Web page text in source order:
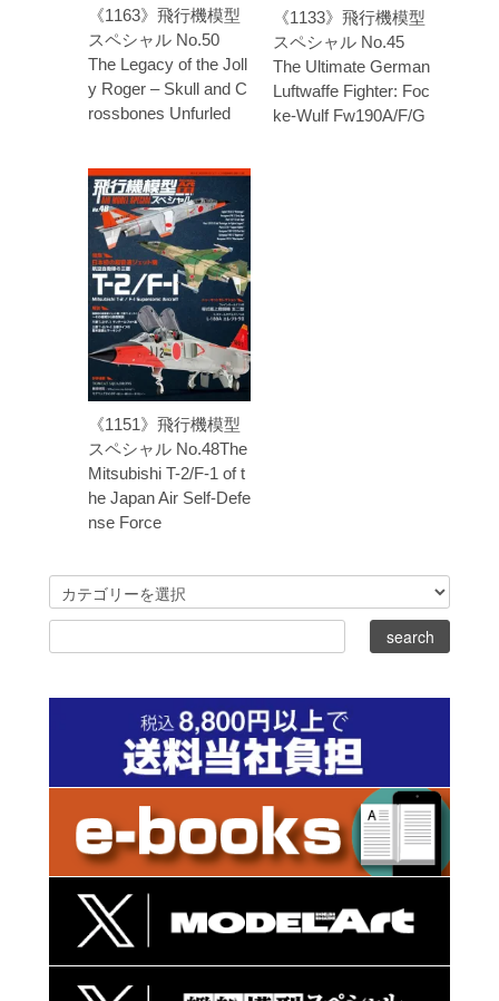
《1163》飛行機模型
スペシャル No.50
The Legacy of the Joll
y Roger – Skull and C
rossbones Unfurled
《1133》飛行機模型
スペシャル No.45
The Ultimate German
Luftwaffe Fighter: Foc
ke-Wulf Fw190A/F/G
《1151》飛行機模型
スペシャル No.48The
Mitsubishi T-2/F-1 of t
he Japan Air Self-Defe
nse Force